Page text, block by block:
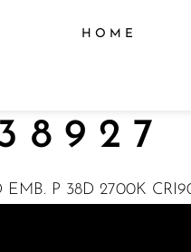
HOME
P 38D 2700K